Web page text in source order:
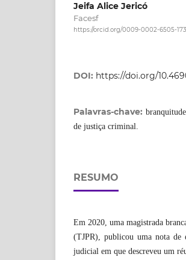
Jeifa Alice Jericó
Facesf
https://orcid.org/0009-0002-6505-
DOI: https://doi.org/
Palavras-chave:
de justiça criminal.
RESUMO
Em 2020, uma magistrada
(TJPR), publicou uma nota de
judicial em que descreveu um